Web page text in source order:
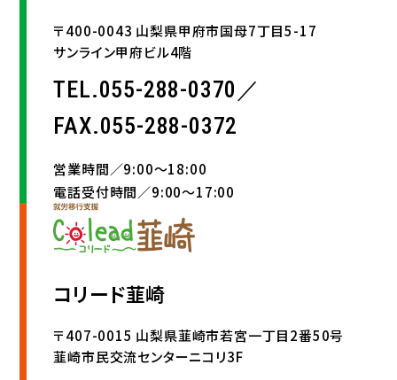
〒400-0043 山梨県甲府市国母7丁目5-17
サンライン甲府ビル4階
TEL.055-288-0370／
FAX.055-288-0372
営業時間／9:00〜18:00
電話受付時間／9:00〜17:00
コリード韮崎
〒407-0015 山梨県韮崎市若宮一丁目2番50号
韮崎市民交流センターニコリ3F